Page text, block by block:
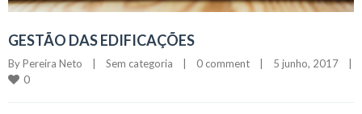
GESTÃO DAS EDIFICAÇÕES
By Pereira Neto Sem categoria 0 comment 5 junho, 2017
0